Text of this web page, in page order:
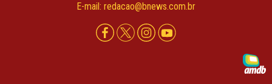
E-mail: redacao@bnews.com.br